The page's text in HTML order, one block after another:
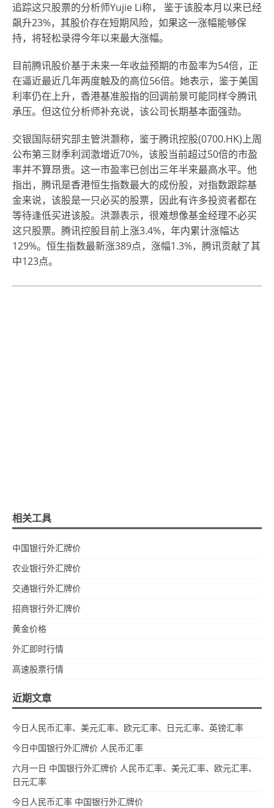
追踪这只股票的分析师Yujie Li称， 鉴于该股本月以来已经
飙升23%，其股价存在短期风险，如果这一涨幅能够保
持，将轻松录得今年以来最大涨幅。
目前腾讯股价基于未来一年收益预期的市盈率为54倍，正
在逼近最近几年两度触及的高位56倍。她表示，鉴于美国
利率仍在上升，香港基准股指的回调前景可能同样令腾讯
承压。但这位分析师补充说，该公司长期基本面强劲。
交银国际研究部主管洪灏称，鉴于腾讯控股(0700.HK)上周
公布第三财季利润激增近70%，该股当前超过50倍的市盈
率并不算昂贵。这一市盈率已创出三年半来最高水平。他
指出，腾讯是香港恒生指数最大的成份股，对指数跟踪基
金来说，该股是一只必买的股票，因此有许多投资者都在
等待逢低买进该股。洪灏表示，很难想像基金经理不必买
这只股票。腾讯控股目前上涨3.4%，年内累计涨幅达
129%。恒生指数最新涨389点，涨幅1.3%，腾讯贡献了其
中123点。
相关工具
中国银行外汇牌价
农业银行外汇牌价
交通银行外汇牌价
招商银行外汇牌价
黄金价格
外汇即时行情
高速股票行情
近期文章
今日人民币汇率、美元汇率、欧元汇率、日元汇率、英镑汇率
今日中国银行外汇牌价 人民币汇率
六月一日 中国银行外汇牌价 人民币汇率、美元汇率、欧元汇率、
日元汇率
今日人民币汇率 中国银行外汇牌价